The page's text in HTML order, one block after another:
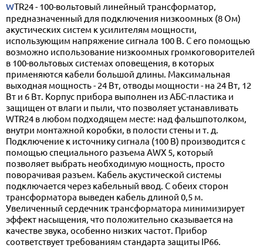
WTR24 - 100-вольтовый линейный трансформатор,
предназначенный для подключения низкоомных (8 Ом)
акустических систем к усилителям мощности,
использующим напряжение сигнала 100 В. С его помощью
возможно использование низкоомных громкоговорителей
в 100-вольтовых системах оповещения, в которых
применяются кабели большой длины. Максимальная
выходная мощность - 24 Вт, отводы мощности - на 24 Вт, 12
Вт и 6 Вт. Корпус прибора выполнен из АБС-пластика и
защищен от влаги и пыли, что позволяет устанавливать
WTR24 в любом подходящем месте: над фальшпотолком,
внутри монтажной коробки, в полости стены и т. д.
Подключение к источнику сигнала (100 В) производится с
помощью специального разъема AWX 5, который
позволяет выбрать необходимую мощность, просто
поворачивая разъем. Кабель акустической системы
подключается через кабельный ввод. С обеих сторон
трансформатора выведен кабель длиной 0,5 м.
Увеличенный сердечник трансформатора минимизирует
эффект насыщения, что положительно сказывается на
качестве звука, особенно низких частот. Прибор
соответствует требованиям стандарта защиты IP66.